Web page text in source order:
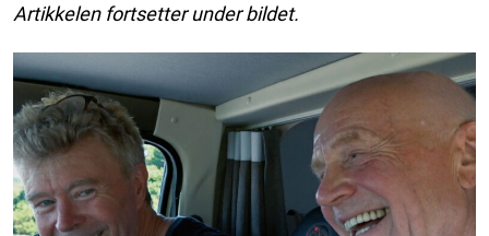
Artikkelen fortsetter under bildet.